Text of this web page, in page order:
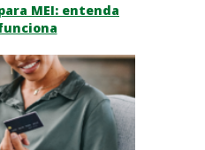
MEI: entenda